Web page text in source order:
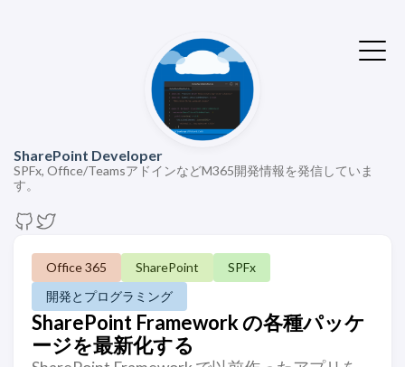
SharePoint Developer
SPFx, Office/TeamsアドインなどM365開発情報を発信していま
す。
Office 365 SharePoint
SPFx
開発とプログラミング
SharePoint Framework の各種パッケ
ージを最新化する